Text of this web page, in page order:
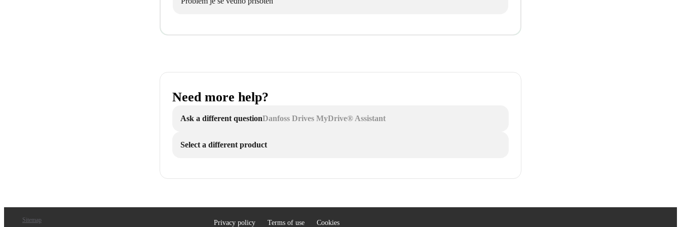
Need more help?
Ask a different questionDanfoss Drives MyDrive® Assistant
Select a different product
Sitemap Privacy policy Terms of use Cookies